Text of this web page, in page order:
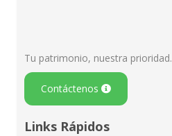
Tu patrimonio, nuestra prioridad.
Contáctenos
Links Rápidos